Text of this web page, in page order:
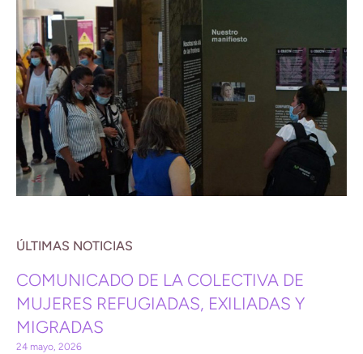
ÚLTIMAS NOTICIAS
COMUNICADO DE LA COLECTIVA DE
MUJERES REFUGIADAS, EXILIADAS Y
MIGRADAS
24 mayo, 2026